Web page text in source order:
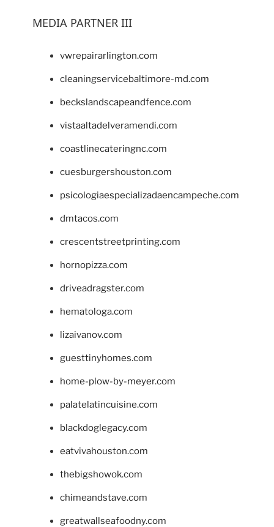
MEDIA PARTNER III
vwrepairarlington.com
cleaningservicebaltimore-md.com
beckslandscapeandfence.com
vistaaltadelveramendi.com
coastlinecateringnc.com
cuesburgershouston.com
psicologiaespecializadaencampeche.com
dmtacos.com
crescentstreetprinting.com
hornopizza.com
driveadragster.com
hematologa.com
lizaivanov.com
guesttinyhomes.com
home-plow-by-meyer.com
palatelatincuisine.com
blackdoglegacy.com
eatvivahouston.com
thebigshowok.com
chimeandstave.com
greatwallseafoodny.com